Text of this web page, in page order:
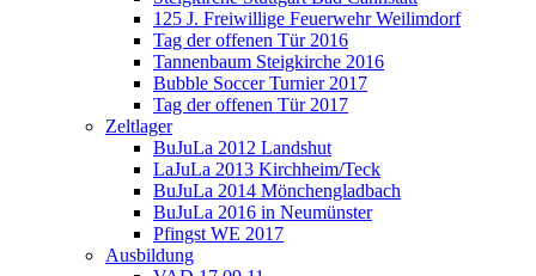
125 J. Freiwillige Feuerwehr Weilimdorf
Tag der offenen Tür 2016
Tannenbaum Steigkirche 2016
Bubble Soccer Turnier 2017
Tag der offenen Tür 2017
Zeltlager
BuJuLa 2012 Landshut
LaJuLa 2013 Kirchheim/Teck
BuJuLa 2014 Mönchengladbach
BuJuLa 2016 in Neumünster
Pfingst WE 2017
Ausbildung